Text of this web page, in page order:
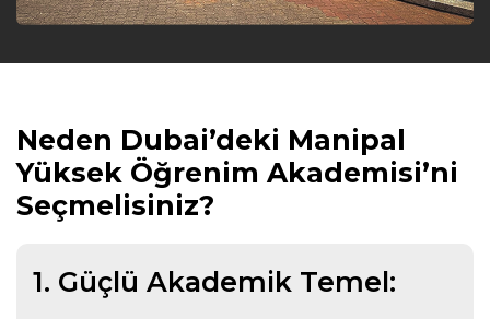
Neden Dubai’deki Manipal
Yüksek Öğrenim Akademisi’ni
Seçmelisiniz?
1. Güçlü Akademik Temel: